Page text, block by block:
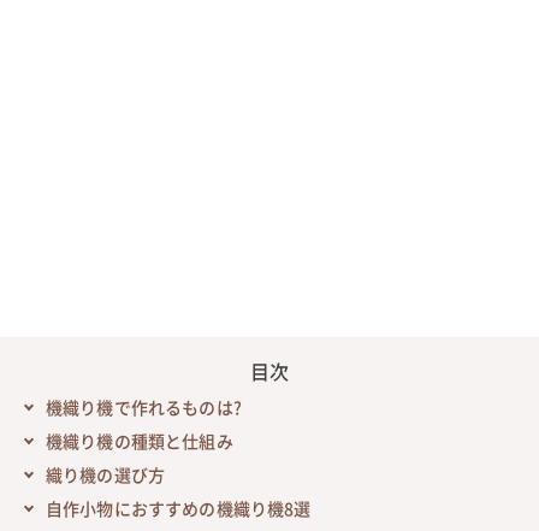
目次
機織り機で作れるものは?
機織り機の種類と仕組み
織り機の選び方
自作小物におすすめの機織り機8選